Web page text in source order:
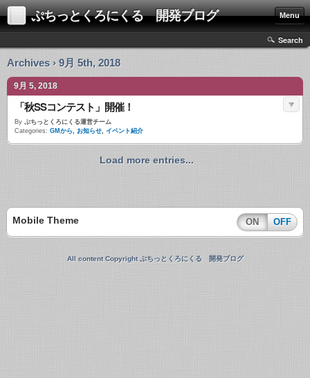
ぷちっとくろにくる 開発ブログ Menu
Search
Archives › 9月 5th, 2018
9月 5, 2018
「秋SSコンテスト」開催！
By ぷちっとくろにくる運営チーム
Categories: GMから, お知らせ, イベント紹介
Load more entries...
Mobile Theme ON OFF
All content Copyright ぷちっとくろにくる 開発ブログ